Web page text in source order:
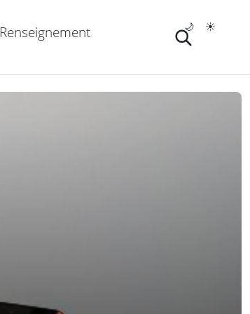
Renseignement ☀️
🌙